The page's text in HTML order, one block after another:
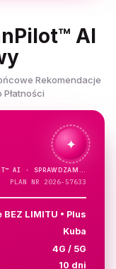
AI
Rekomendacje
✦
AI ·
PLAN NR 2026-57633
BEZ LIMITU • Plus
Kuba
4G / 5G
10 dni